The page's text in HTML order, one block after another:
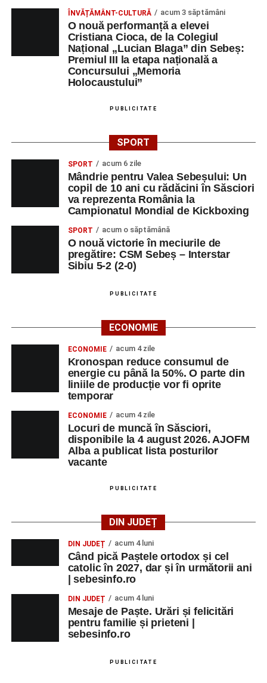
ÎNVĂȚĂMÂNT-CULTURĂ acum 3 săptămâni
O nouă performanță a elevei
Cristiana Cioca, de la Colegiul
Național „Lucian Blaga” din Sebeș:
Premiul III la etapa națională a
Concursului „Memoria
Holocaustului”
PUBLICITATE
SPORT
SPORT acum 6 zile
Mândrie pentru Valea Sebeșului: Un
copil de 10 ani cu rădăcini în Săsciori
va reprezenta România la
Campionatul Mondial de Kickboxing
SPORT acum o săptămână
O nouă victorie în meciurile de
pregătire: CSM Sebeș – Interstar
Sibiu 5-2 (2-0)
PUBLICITATE
ECONOMIE
ECONOMIE acum 4 zile
Kronospan reduce consumul de
energie cu până la 50%. O parte din
liniile de producție vor fi oprite
temporar
ECONOMIE acum 4 zile
Locuri de muncă în Săsciori,
disponibile la 4 august 2026. AJOFM
Alba a publicat lista posturilor
vacante
PUBLICITATE
DIN JUDEȚ
DIN JUDEȚ acum 4 luni
Când pică Paștele ortodox și cel
catolic în 2027, dar și în următorii ani
| sebesinfo.ro
DIN JUDEȚ acum 4 luni
Mesaje de Paște. Urări și felicitări
pentru familie și prieteni |
sebesinfo.ro
PUBLICITATE